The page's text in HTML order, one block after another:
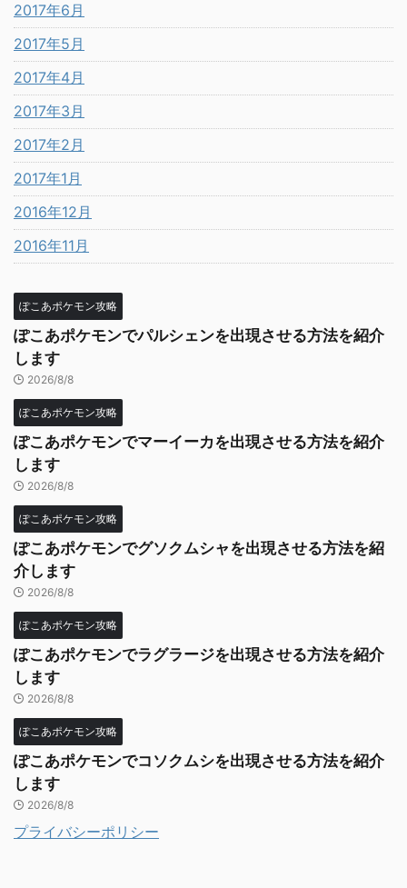
2017年6月
2017年5月
2017年4月
2017年3月
2017年2月
2017年1月
2016年12月
2016年11月
ぽこあポケモン攻略
ぽこあポケモンでパルシェンを出現させる方法を紹介
します
2026/8/8
ぽこあポケモン攻略
ぽこあポケモンでマーイーカを出現させる方法を紹介
します
2026/8/8
ぽこあポケモン攻略
ぽこあポケモンでグソクムシャを出現させる方法を紹
介します
2026/8/8
ぽこあポケモン攻略
ぽこあポケモンでラグラージを出現させる方法を紹介
します
2026/8/8
ぽこあポケモン攻略
ぽこあポケモンでコソクムシを出現させる方法を紹介
します
2026/8/8
プライバシーポリシー